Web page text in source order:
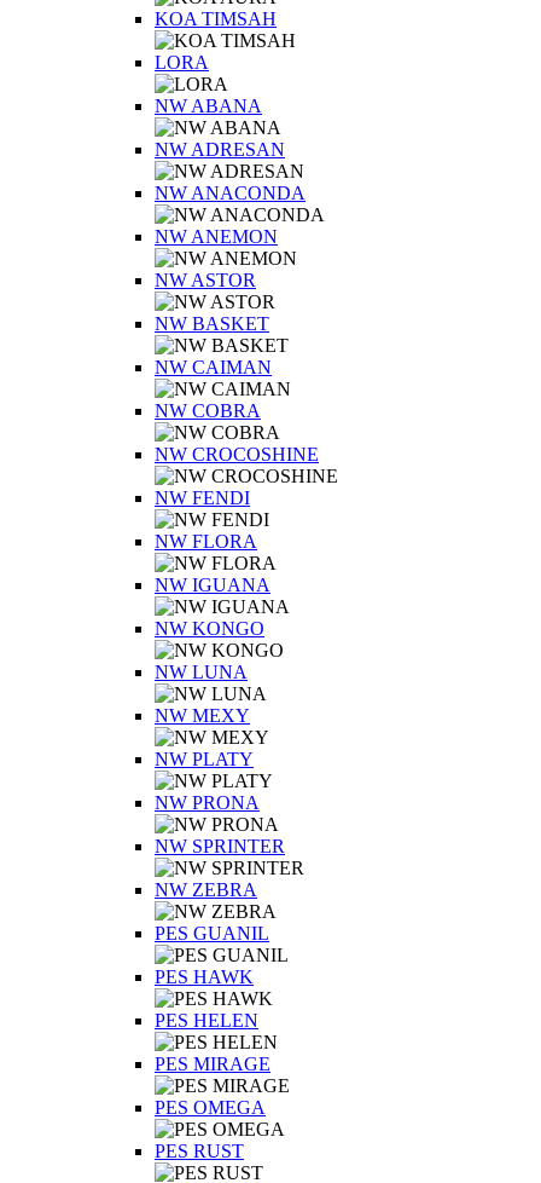
KOA TIMSAH
LORA
NW ABANA
NW ADRESAN
NW ANACONDA
NW ANEMON
NW ASTOR
NW BASKET
NW CAIMAN
NW COBRA
NW CROCOSHINE
NW FENDI
NW FLORA
NW IGUANA
NW KONGO
NW LUNA
NW MEXY
NW PLATY
NW PRONA
NW SPRINTER
NW ZEBRA
PES GUANIL
PES HAWK
PES HELEN
PES MIRAGE
PES OMEGA
PES RUST